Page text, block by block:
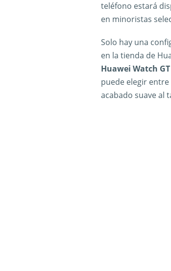
teléfono estará
en minoristas
Solo hay una
en la tienda de
Huawei Watch
puede elegir
acabado suave al